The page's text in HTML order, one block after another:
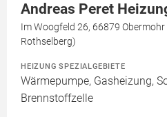
Andreas Peret
Im Woogfeld 26, 66879
Rothselberg)
HEIZUNG SPEZIALGEBIETE
Wärmepumpe, Gasheizung,
Brennstoffzelle